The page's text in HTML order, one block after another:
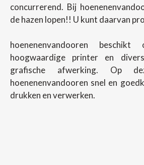
concurrerend. Bij
de hazen lopen!! U kunt daarvan
hoenenenvandooren
hoogwaardige printer en
grafische afwerking. Op
hoenenenvandooren snel en
drukken en verwerken.